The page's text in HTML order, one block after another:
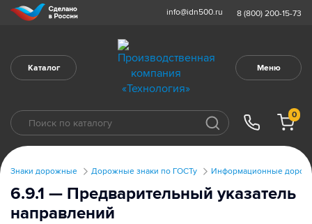
info@idn500.ru 8 (800) 200-15-73
Каталог Меню
0
Знаки дорожные Дорожные знаки по ГОСТу Информационные
6.9.1 — Предварительный указатель
направлений